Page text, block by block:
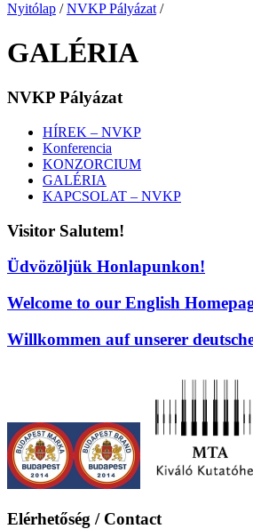
Nyitólap / NVKP Pályázat /
GALÉRIA
NVKP Pályázat
HÍREK – NVKP
Konferencia
KONZORCIUM
GALÉRIA
KAPCSOLAT – NVKP
Visitor Salutem!
Üdvözöljük Honlapunkon!
Welcome to our English
Willkommen auf unserer
Elérhetőség / Contact